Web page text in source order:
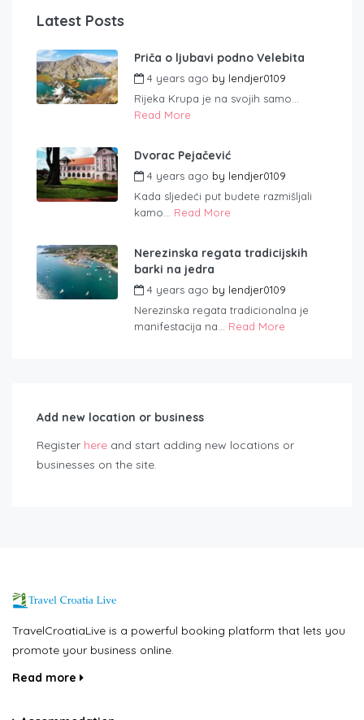
Latest Posts
Priča o ljubavi podno Velebita
4 years ago by lendjer0109
Rijeka Krupa je na svojih samo...
Read More
Dvorac Pejačević
4 years ago by lendjer0109
Kada sljedeći put budete razmišljali
kamo... Read More
Nerezinska regata tradicijskih
barki na jedra
4 years ago by lendjer0109
Nerezinska regata tradicionalna je
manifestacija na... Read More
Add new location or business
Register here and start adding new locations or
businesses on the site.
TravelCroatiaLive is a powerful booking platform that lets you
promote your business online.
Read more